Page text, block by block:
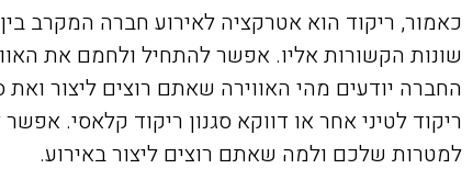
כאמור, ריקוד הוא אטרקציה לאירוע חברה המקרב
שונות הקשורות אליו. אפשר להתחיל ולחמם את
החברה יודעים מהי האווירה שאתם רוצים ליצור
ריקוד לטיני אחר או דווקא סגנון ריקוד קלאסי.
למטרות שלכם ולמה שאתם רוצים ליצור באירוע.